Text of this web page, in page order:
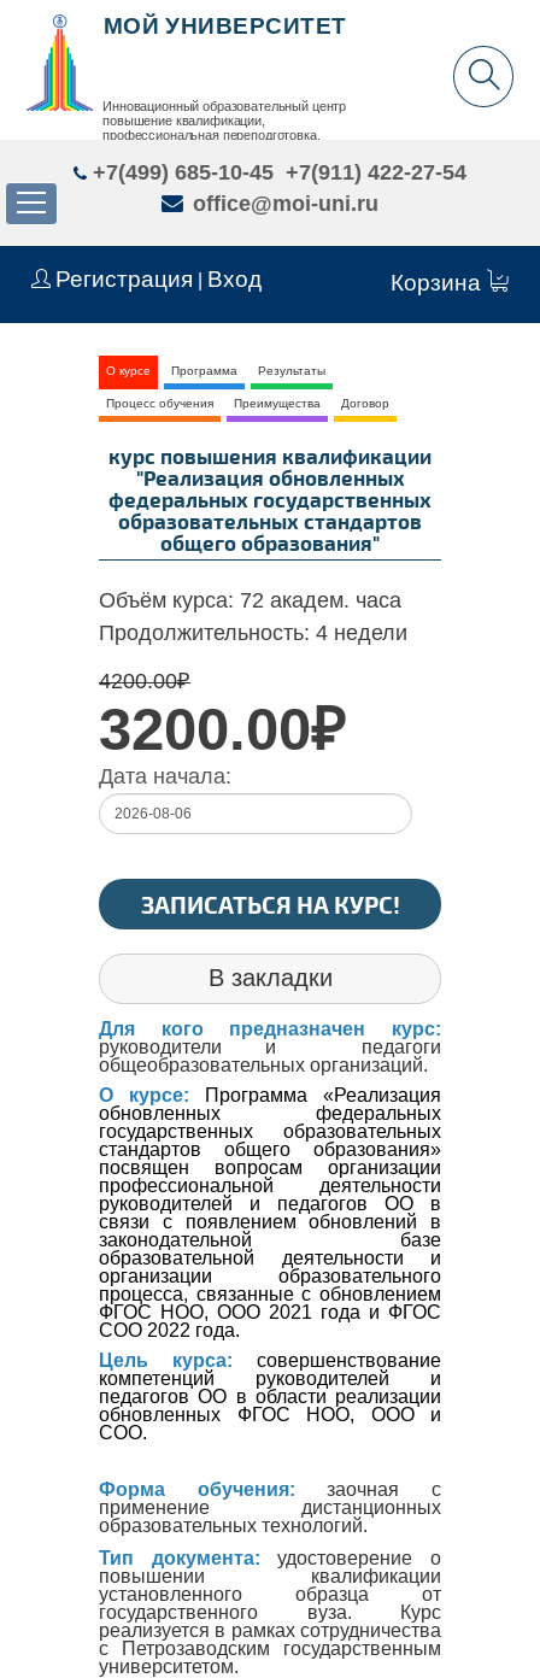
Регистрация Вход Корзина
МОЙ УНИВЕРСИТЕТ
Инновационный образовательный центр
повышение квалификации,
профессиональная переподготовка,
+7(499) 685-10-45 +7(911) 422-27-54
office@moi-uni.ru
О курсе Программа Результаты
Процесс обучения Преимущества Договор
курс повышения квалификации
"Реализация обновленных
федеральных государственных
образовательных стандартов
общего образования"
Объём курса: 72 академ. часа
Продолжительность: 4 недели
4200.00₽
3200.00₽
Дата начала:
ЗАПИСАТЬСЯ НА КУРС!
В закладки
Для кого предназначен курс:
руководители и педагоги
общеобразовательных организаций.
О курсе:
Программа «Реализация
обновленных федеральных
государственных образовательных
стандартов общего образования»
посвящен вопросам организации
профессиональной деятельности
руководителей и педагогов ОО в
связи с появлением обновлений в
законодательной базе
образовательной деятельности и
организации образовательного
процесса, связанные с обновлением
ФГОС НОО, ООО 2021 года и ФГОС
СОО 2022 года.
Цель курса:
совершенствование
компетенций руководителей и
педагогов ОО в области реализации
обновленных ФГОС НОО, ООО и
СОО.
Форма обучения: заочная с
применение дистанционных
образовательных технологий.
Тип документа:удостоверение о
повышении квалификации
установленного образца от
государственного вуза. Курс
реализуется в рамках сотрудничества
с Петрозаводским государственным
университетом.